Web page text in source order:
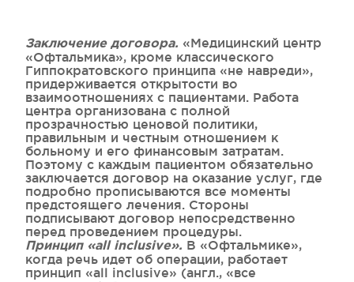
Заключение договора. «Медицинский центр
«Офтальмика», кроме классического
Гиппократовского принципа «не навреди»,
придерживается открытости во
взаимоотношениях с пациентами. Работа
центра организована с полной
прозрачностью ценовой политики,
правильным и честным отношением к
больному и его финансовым затратам.
Поэтому с каждым пациентом обязательно
заключается договор на оказание услуг, где
подробно прописываются все моменты
предстоящего лечения. Стороны
подписывают договор непосредственно
перед проведением процедуры.
Принцип «all inclusive». В «Офтальмике»,
когда речь идет об операции, работает
принцип «all inclusive» (англ., «все